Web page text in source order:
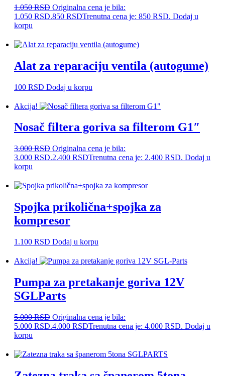
1.050RSD Originalna cena je bila:
1.050 RSD.850 RSDTrenutna cena je: 850 RSD. Dodaj u
korpu
Alat za reparaciju ventila (autogume)
100 RSD Dodaj u korpu
Akcija!
Nosač filtera goriva sa filterom G1″
3.000RSD Originalna cena je bila:
3.000 RSD.2.400 RSDTrenutna cena je: 2.400 RSD. Dodaj u
korpu
Spojka prikolična+spojka za
kompresor
1.100 RSD Dodaj u korpu
Akcija!
Pumpa za pretakanje goriva 12V
SGLParts
5.000RSD Originalna cena je bila:
5.000 RSD.4.000 RSDTrenutna cena je: 4.000 RSD. Dodaj u
korpu